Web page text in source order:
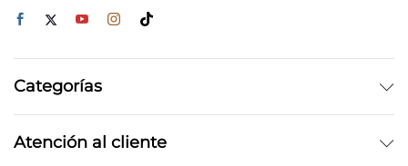
Categorías
Atención al cliente